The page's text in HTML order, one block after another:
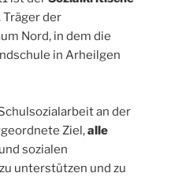
Träger der
Nord, in dem die
in Arheilgen
an der
Ziel,alle
sozialen
unterstützen und zu